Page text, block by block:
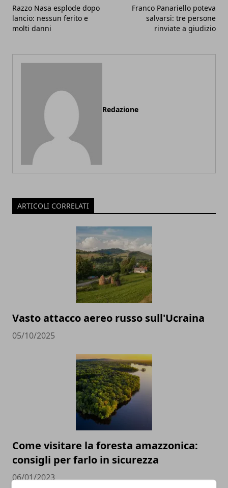
Razzo Nasa esplode dopo
lancio: nessun ferito e
molti danni
Franco Panariello poteva
salvarsi: tre persone
rinviate a giudizio
Redazione
ARTICOLI CORRELATI
Vasto attacco aereo russo sull'Ucraina
05/10/2025
Come visitare la foresta amazzonica:
consigli per farlo in sicurezza
06/01/2023